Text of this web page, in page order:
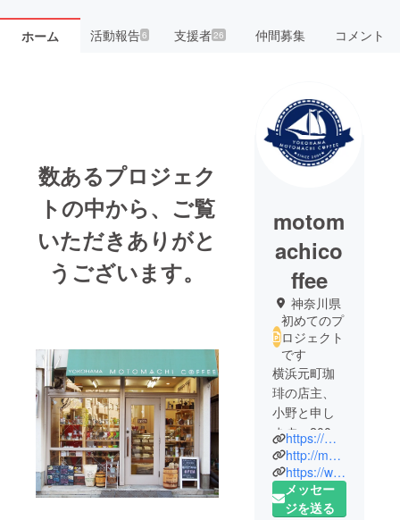
ホーム 活動報告6 支援者26 仲間募集 コメント
数あるプロジェク
トの中から、ご覧
いただきありがと
うございます。
motom
achico
ffee
神奈川県
初めてのプ
ロジェクト
です
横浜元町珈
琲の店主、
小野と申し
ます。2009
年に横浜元
町にスペ
シャルティ
コーヒー専
https://motomachicoffee.com/
http://mcoffee0201.shop26.makeshop.jp/
https://www.rakuten.ne.jp/gold/motomachicoffee/
メッセー
ジを送る